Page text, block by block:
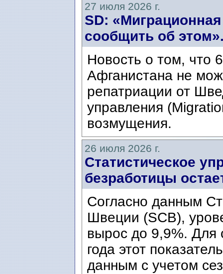
27 июля 2026 г.
SD:
сообщить об
Новость о том, что
Афганистана не
репатриации от
управления
возмущения.
26 июля 2026 г.
Статистическое
безработицы
Согласно данным
Швеции (SCB),
вырос до 9,9%. Для
года этот
данным с учетом